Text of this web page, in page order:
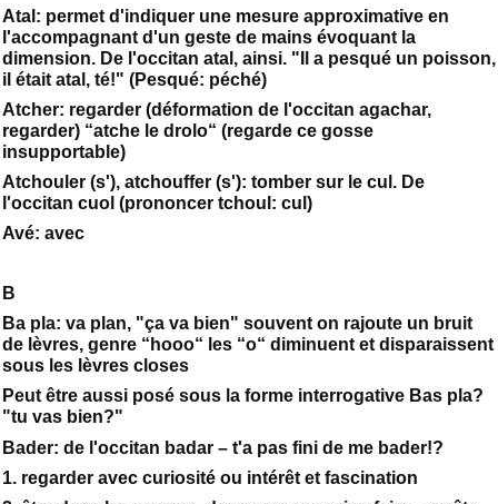
Atal: permet d'indiquer une mesure approximative en
l'accompagnant d'un geste de mains évoquant la
dimension. De l'occitan atal, ainsi. "Il a pesqué un poisson,
il était atal, té!" (Pesqué: péché)
Atcher: regarder (déformation de l'occitan agachar,
regarder) “atche le drolo“ (regarde ce gosse
insupportable)
Atchouler (s'), atchouffer (s'): tomber sur le cul. De
l'occitan cuol (prononcer tchoul: cul)
Avé: avec
B
Ba pla: va plan, "ça va bien" souvent on rajoute un bruit
de lèvres, genre “hooo“ les “o“ diminuent et disparaissent
sous les lèvres closes
Peut être aussi posé sous la forme interrogative Bas pla?
"tu vas bien?"
Bader: de l'occitan badar – t'a pas fini de me bader!?
1. regarder avec curiosité ou intérêt et fascination